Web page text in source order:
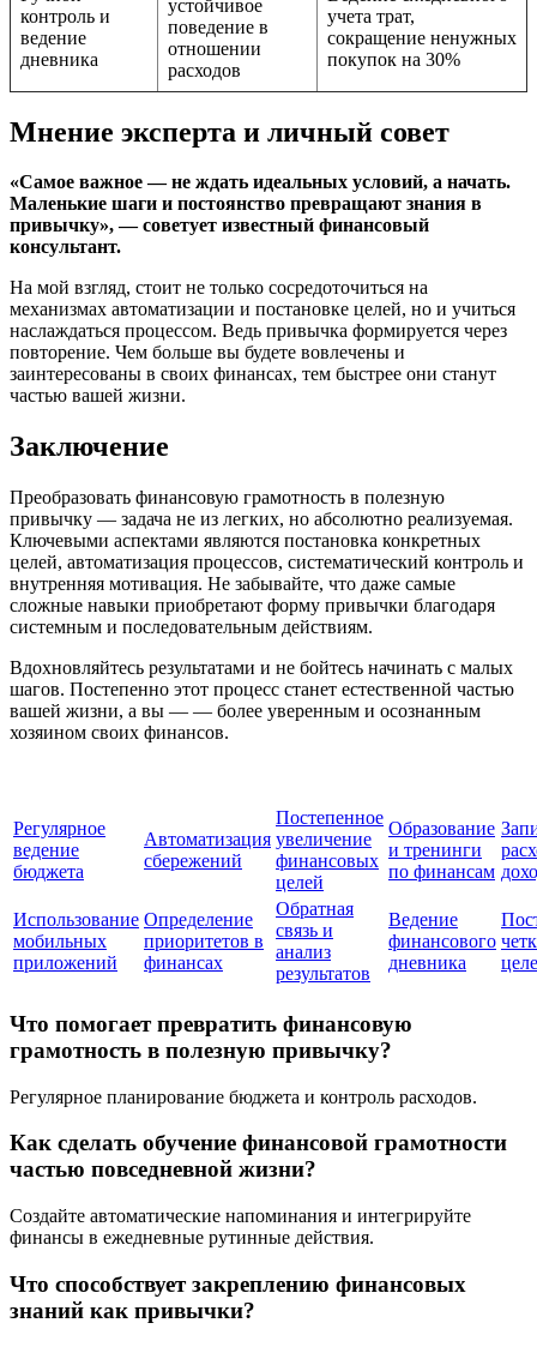
контроль и
ведение
дневника
устойчивое
поведение в
отношении
расходов
учета трат,
сокращение ненужных
покупок на 30%
Мнение эксперта и личный совет
«Самое важное — не ждать идеальных условий, а начать.
Маленькие шаги и постоянство превращают знания в
привычку», — советует известный финансовый
консультант.
На мой взгляд, стоит не только сосредоточиться на
механизмах автоматизации и постановке целей, но и учиться
наслаждаться процессом. Ведь привычка формируется через
повторение. Чем больше вы будете вовлечены и
заинтересованы в своих финансах, тем быстрее они станут
частью вашей жизни.
Заключение
Преобразовать финансовую грамотность в полезную
привычку — задача не из легких, но абсолютно реализуемая.
Ключевыми аспектами являются постановка конкретных
целей, автоматизация процессов, систематический контроль и
внутренняя мотивация. Не забывайте, что даже самые
сложные навыки приобретают форму привычки благодаря
системным и последовательным действиям.
Вдохновляйтесь результатами и не бойтесь начинать с малых
шагов. Постепенно этот процесс станет естественной частью
вашей жизни, а вы — — более уверенным и осознанным
хозяином своих финансов.
Регулярное
ведение
бюджета
Автоматизация
сбережений
Постепенное
увеличение
финансовых
целей
Образование
и тренинги
по финансам
Использование
мобильных
приложений
Определение
приоритетов в
финансах
Обратная
связь и
анализ
результатов
Ведение
финансового
дневника
Что помогает превратить финансовую
грамотность в полезную привычку?
Регулярное планирование бюджета и контроль расходов.
Как сделать обучение финансовой грамотности
частью повседневной жизни?
Создайте автоматические напоминания и интегрируйте
финансы в ежедневные рутинные действия.
Что способствует закреплению финансовых
знаний как привычки?